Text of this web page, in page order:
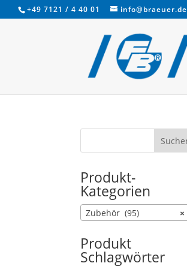
+49 7121 / 4 40 01 info@braeuer.de
Produkt-
Kategorien
×
Zubehör (95)
Produkt
Schlagwörter